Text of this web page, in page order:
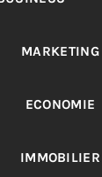
MARKETING
ECONOMIE
IMMOBILIER